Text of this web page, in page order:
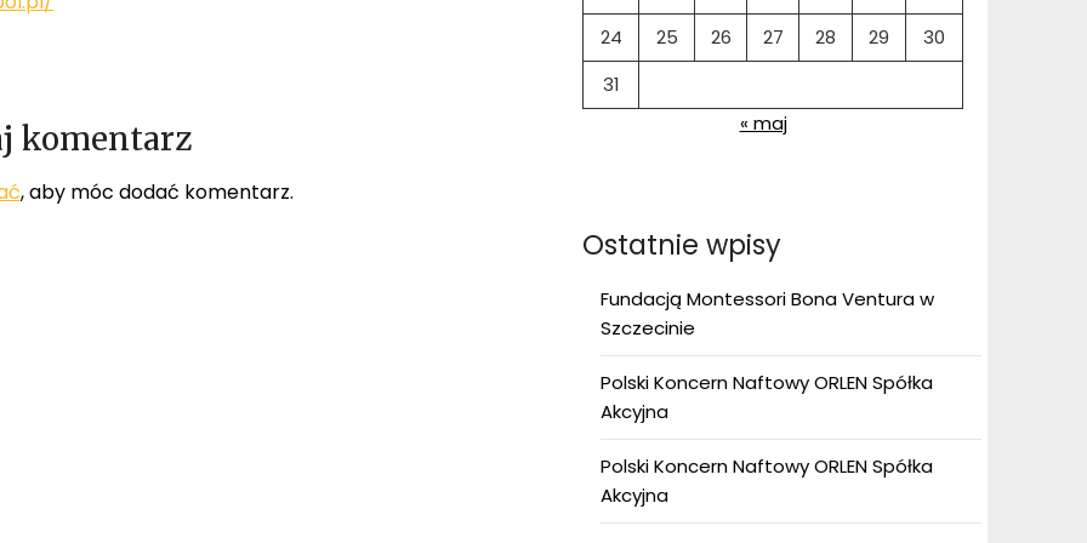
komentarz
, aby móc dodać komentarz.
24
25 26 27 28 29
30
31
« maj
Ostatnie wpisy
Fundacją Montessori Bona Ventura w
Szczecinie
Polski Koncern Naftowy ORLEN Spółka
Akcyjna
Polski Koncern Naftowy ORLEN Spółka
Akcyjna